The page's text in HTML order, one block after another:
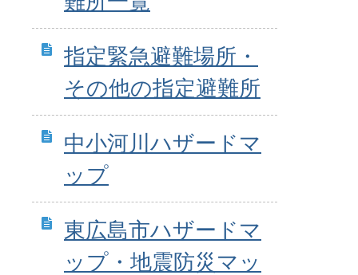
指定緊急避難場所・
その他の指定避難所
中小河川ハザードマ
ップ
東広島市ハザードマ
ップ・地震防災マッ